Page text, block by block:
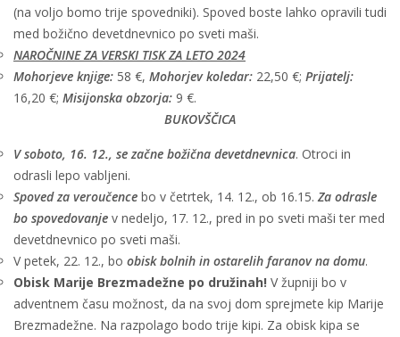
(na voljo bomo trije spovedniki). Spoved boste lahko opravili tudi
med božično devetdnevnico po sveti maši.
NAROČNINE ZA VERSKI TISK ZA LETO 2024
Mohorjeve knjige: 58 €, Mohorjev koledar: 22,50 €; Prijatelj:
16,20 €; Misijonska obzorja: 9 €.
BUKOVŠČICA
V soboto, 16. 12., se začne božična devetdnevnica. Otroci in
odrasli lepo vabljeni.
Spoved za veroučence bo v četrtek, 14. 12., ob 16.15.Za odrasle
bo spovedovanje v nedeljo, 17. 12., pred in po sveti maši ter med
devetdnevnico po sveti maši.
V petek, 22. 12., bo obisk bolnih in ostarelih faranov na domu.
Obisk Marije Brezmadežne po družinah! V župniji bo v
adventnem času možnost, da na svoj dom sprejmete kip Marije
Brezmadežne. Na razpolago bodo trije kipi. Za obisk kipa se